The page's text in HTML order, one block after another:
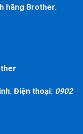
hãng Brother.
Điện thoại: 0902